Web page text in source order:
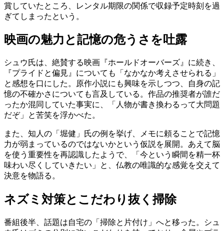
賞していたところ、レンタル期限の関係で収録予定時刻を過
ぎてしまったという。
映画の魅力と記憶の危うさを吐露
シュウ氏は、絶賛する映画『ホールドオーバーズ』に続き、
『プライドと偏見』についても「なかなか考えさせられる」
と感想を口にした。原作小説にも興味を示しつつ、自身の記
憶の不確かさについても言及している。作品の推奨者が誰だ
ったか混同していた事実に、「人物が書き換わるって大問題
だぞ」と苦笑を浮かべた。
また、知人の「堀健」氏の例を挙げ、メモに頼ることで記憶
力が弱まっているのではないかという仮説を展開。あえて脳
を使う重要性を再認識したようで、「今という瞬間を精一杯
味わい尽くしていきたい」と、仏教の唯識的な感覚を交えて
決意を物語る。
ネズミ対策とこだわり抜く掃除
番組後半、話題は自宅の「掃除と片付け」へと移った。シュ